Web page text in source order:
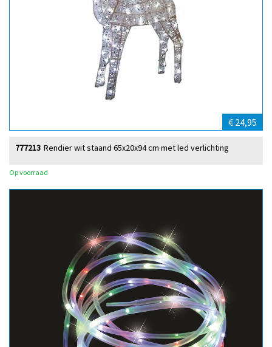
€ 24,95
Rendier wit staand 65x20x94 cm met led verlichting
777213
Op voorraad